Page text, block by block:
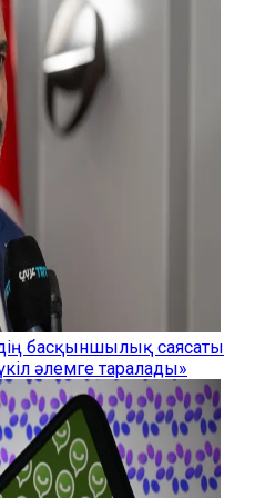
басқыншылық саясаты
әлемге таралады»